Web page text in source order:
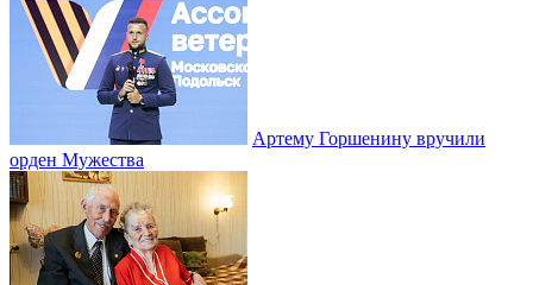
Артему Горшенину вручили
орден Мужества